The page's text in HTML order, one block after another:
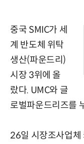
중국 SMIC가 세
계 반도체 위탁
생산(파운드리)
시장 3위에 올
랐다. UMC와 글
로벌파운드리즈를
26일 시장조사업체